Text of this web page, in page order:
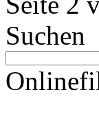
Suchen